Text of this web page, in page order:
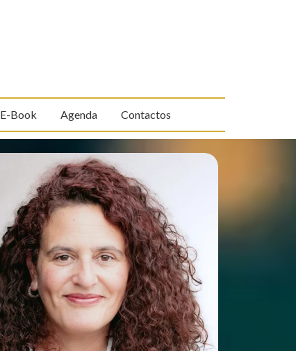
E-Book Agenda Contactos